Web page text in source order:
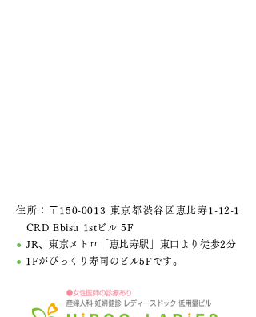
住所：〒150-0013 東京都渋谷区恵比寿1-12-1
CRD Ebisu 1stビル 5F
●JR、東京メトロ「恵比寿駅」東口より徒歩2分
● 1Fがびっくり寿司のビル5Fです。